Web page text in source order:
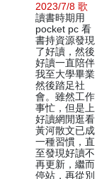
2023/7/8 歌
讀書時期用
pocket pc 看
書持資源發現
了好讀，然後
好讀一直陪伴
我至大學畢業
然後踏足社
會。雖然工作
事忙，但是上
好讀網閒逛看
黃河散文已成
一種習慣，直
至發現好讀不
再更新，繼而
停站，再從別